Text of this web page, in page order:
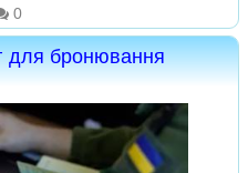
0
для бронювання